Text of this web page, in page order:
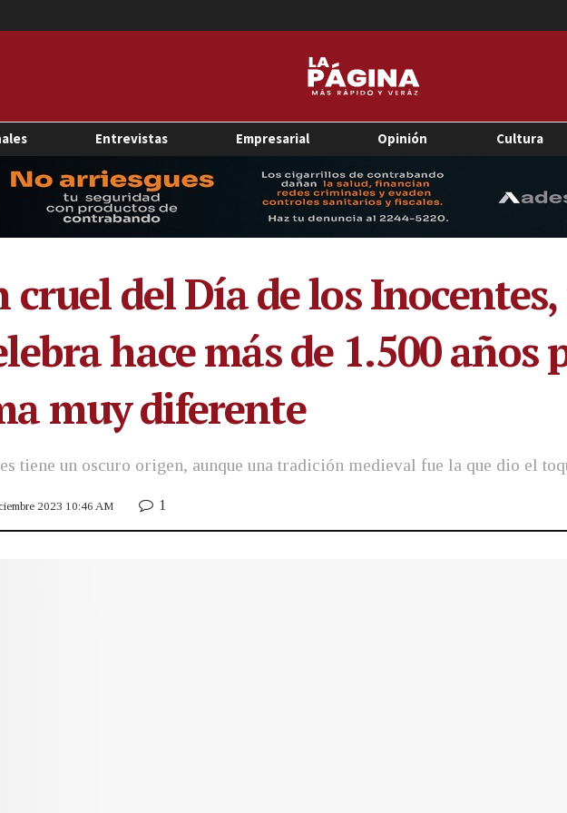
Entrevistas Empresarial Opinión Cultura
cruel del Día de los
hace más de 1.500 años
muy diferente
tiene un oscuro origen, aunque una tradición medieval fue la que dio el
2023 10:46 AM 1